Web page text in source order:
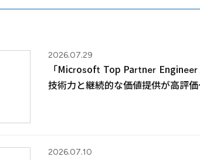
2026.07.29
「Microsoft Top Partner
技術力と継続的な価値提供が高評
2026.07.10